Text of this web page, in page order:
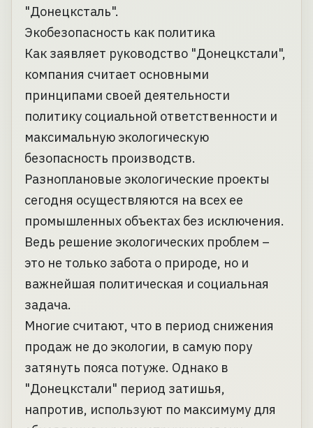
"Донецксталь".
Экобезопасность как политика
Как заявляет руководство "Донецкстали",
компания считает основными
принципами своей деятельности
политику социальной ответственности и
максимальную экологическую
безопасность производств.
Разноплановые экологические проекты
сегодня осуществляются на всех ее
промышленных объектах без исключения.
Ведь решение экологических проблем –
это не только забота о природе, но и
важнейшая политическая и социальная
задача.
Многие считают, что в период снижения
продаж не до экологии, в самую пору
затянуть пояса потуже. Однако в
"Донецкстали" период затишья,
напротив, используют по максимуму для